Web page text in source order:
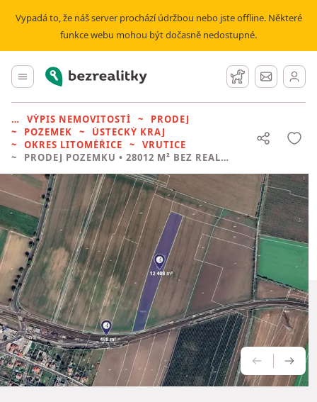
Vypadá to, že náš server prochází údržbou nebo jste offline. Některé
funkce webu mohou být dočasně nedostupné.
Hlavní menu
Bezrealitky Hlídací pes
Zprávy
VÝPIS NEMOVITOSTÍ
PRODEJ
POZEMEK
ÚSTECKÝ KRAJ
OKRES LITOMĚŘICE
VRUTICE
PRODEJ POZEMKU • 28012 M² BEZ REALITKY